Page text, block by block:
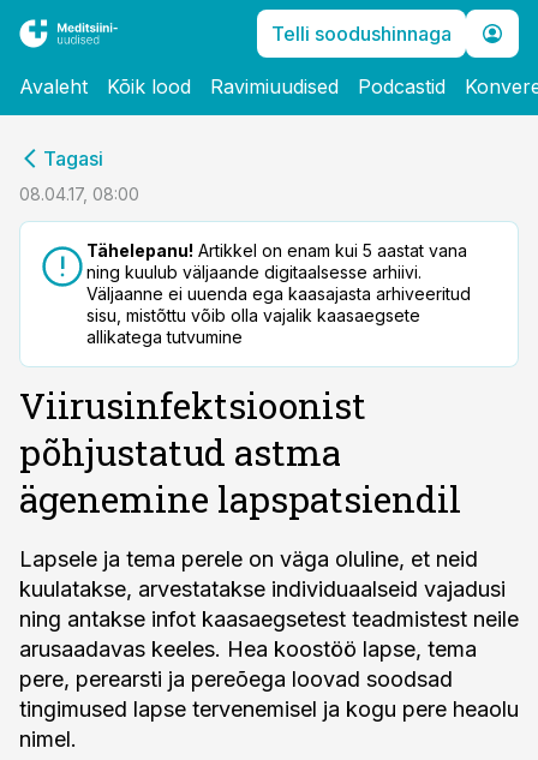
Telli soodushinnaga
Avaleht Kõik lood Ravimiuudised Podcastid
Tagasi
08.04.17, 08:00
Tähelepanu! Artikkel on enam kui 5 aastat vana
ning kuulub väljaande digitaalsesse arhiivi.
Väljaanne ei uuenda ega kaasajasta arhiveeritud
sisu, mistõttu võib olla vajalik kaasaegsete
allikatega tutvumine
Viirusinfektsioonist
põhjustatud astma
ägenemine lapspatsiendil
Lapsele ja tema perele on väga oluline, et neid
kuulatakse, arvestatakse individuaalseid vajadusi
ning antakse infot kaasaegsetest teadmistest neile
arusaadavas keeles. Hea koostöö lapse, tema
pere, perearsti ja pereõega loovad soodsad
tingimused lapse tervenemisel ja kogu pere heaolu
nimel.